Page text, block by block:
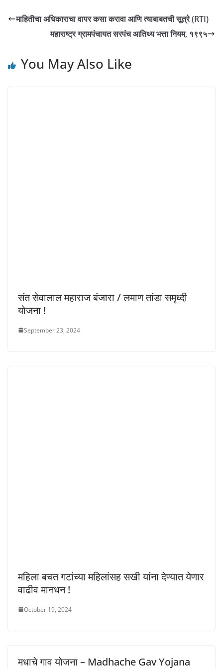
माहितीचा अधिकाराचा वापर कसा करावा आणि त्याबाबतची सूत्रे (RTI)
महाराष्ट्र ग्रामपंचायत सरपंच आतिथ्य भत्ता नियम, १९९५
You May Also Like
संत सेवालाल महाराज बंजारा / लमाण तांडा समृध्दी
योजना !
September 23, 2024
महिला बचत गटांच्या महिलांसह सखी यांना देण्यात येणार
वाढीव मानधन !
October 19, 2024
मधाचे गाव योजना – Madhache Gav Yojana